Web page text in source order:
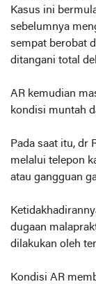
Kasus ini
sebelumnya
sempat berobat
ditangani total
AR kemudian
kondisi muntah
Pada saat itu, dr
melalui telepon
atau gangguan
dugaan
dilakukan oleh
Kondisi AR